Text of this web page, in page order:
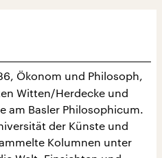
Ökonom und Philosoph,
Witten/Herdecke und
am Basler Philosophicum.
der Künste und
Kolumnen unter